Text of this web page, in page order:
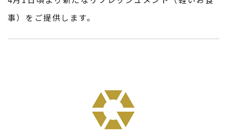
事）をご提供します。